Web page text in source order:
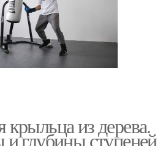
крыльца из дерева.
и глубины ступеней